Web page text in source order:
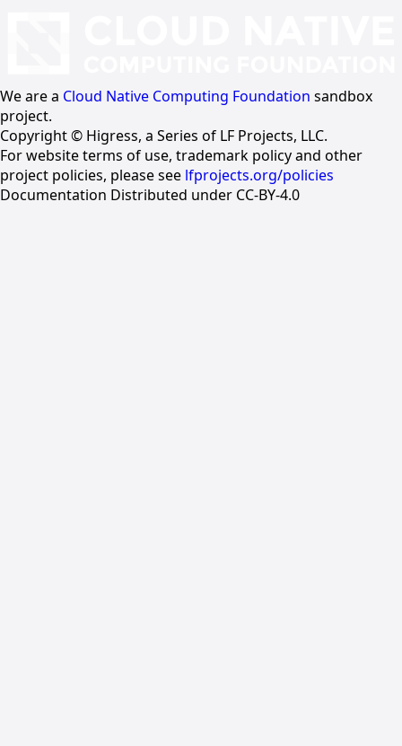
We are a Cloud Native Computing Foundation sandbox
project.
Copyright © Higress, a Series of LF Projects, LLC.
For website terms of use, trademark policy and other
project policies, please see lfprojects.org/policies
Documentation Distributed under CC-BY-4.0